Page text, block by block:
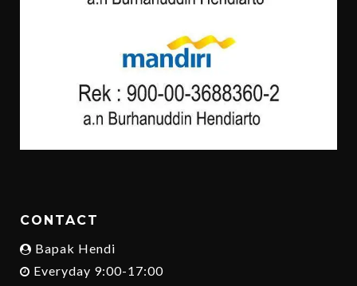
CONTACT
Bapak Hendi
Everyday 9:00-17:00